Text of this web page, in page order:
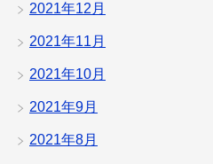
2021年12月
2021年11月
2021年10月
2021年9月
2021年8月